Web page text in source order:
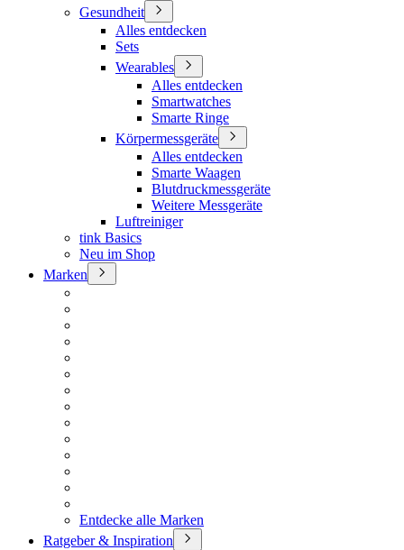
Gesundheit
Alles entdecken
Sets
Wearables
Alles entdecken
Smartwatches
Smarte Ringe
Körpermessgeräte
Alles entdecken
Smarte Waagen
Blutdruckmessgeräte
Weitere Messgeräte
Luftreiniger
tink Basics
Neu im Shop
Marken
Entdecke alle Marken
Ratgeber & Inspiration